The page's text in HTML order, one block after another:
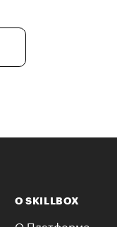
О SKILLBOX